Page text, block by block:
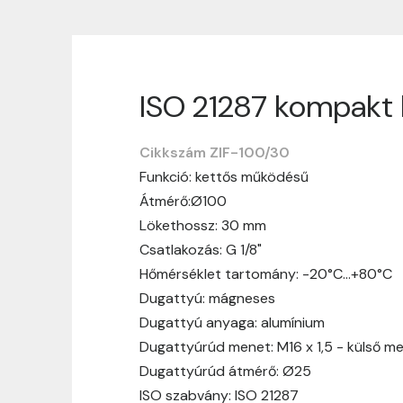
ISO 21287
Cikkszám ZIF-100/30
Funkció: kettős működésű
Átmérő:Ø100
Lökethossz: 30 mm
Csatlakozás: G 1/8"
Hőmérséklet tartomány: -20°C…+80°C
Dugattyú: mágneses
Dugattyú anyaga: alumínium
Dugattyúrúd menet: M16 x 1,5 - külső
Dugattyúrúd átmérő: Ø25
ISO szabvány: ISO 21287
Szállítási
Nagyon köszönjük, hogy
vásárlásotok gördülékenyen és
hosszabb ideig tart, előre
Szállítási díj:
A szállítási díj függ
megtekinthetitek, mielőtt a